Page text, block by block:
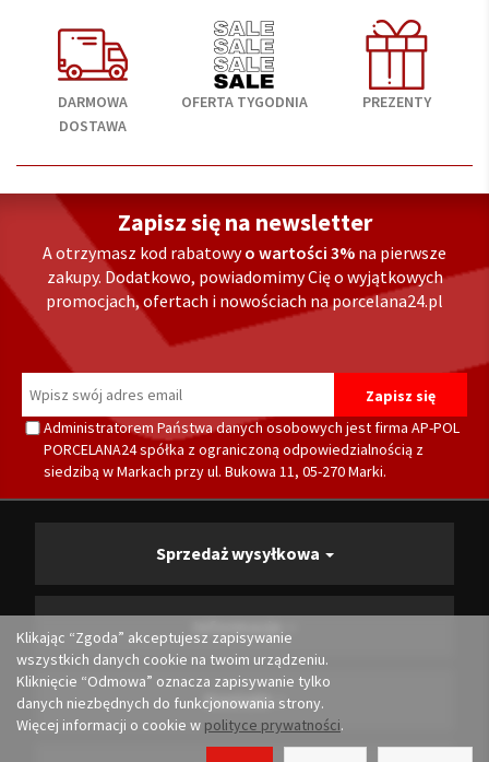
DARMOWA
DOSTAWA
OFERTA TYGODNIA PREZENTY
Zapisz się na newsletter
A otrzymasz kod rabatowyo wartości 3% na pierwsze
zakupy. Dodatkowo, powiadomimy Cię o wyjątkowych
promocjach, ofertach i nowościach na porcelana24.pl
Administratorem Państwa danych osobowych jest firma AP-POL
PORCELANA24 spółka z ograniczoną odpowiedzialnością z
siedzibą w Markach przy ul. Bukowa 11, 05-270 Marki.
Sprzedaż wysyłkowa
Kontakt
Klikając “Zgoda” akceptujesz zapisywanie
wszystkich danych cookie na twoim urządzeniu.
Kliknięcie “Odmowa” oznacza zapisywanie tylko
danych niezbędnych do funkcjonowania strony.
Więcej informacji o cookie w polityce prywatności.